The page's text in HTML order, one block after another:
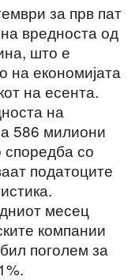
за прв пат
вредноста од
што е
на економијата
на есента.
на
586 милиони
споредба со
податоците
месец
компании
поголем за